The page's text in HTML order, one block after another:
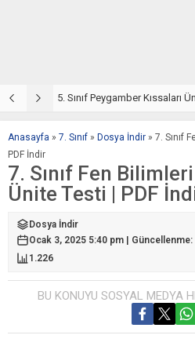
5. Sınıf Peygamber Kıssaları
Anasayfa » 7. Sınıf » Dosya İndir » 7. Sınıf
PDF İndir
7. Sınıf Fen
Ünite Testi | PDF
Dosya İndir
Ocak 3, 2025 5:40 pm |
1.226
BU KONUYU SOSYAL MEDYA